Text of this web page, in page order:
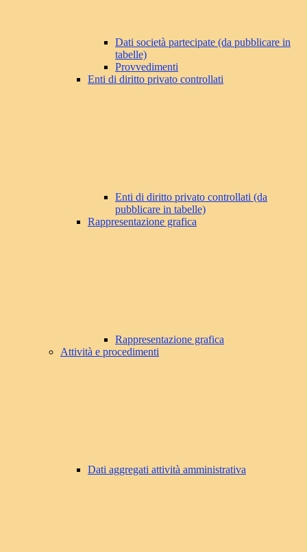
Dati società partecipate (da pubblicare in
tabelle)
Provvedimenti
Enti di diritto privato controllati
Enti di diritto privato controllati (da
pubblicare in tabelle)
Rappresentazione grafica
Rappresentazione grafica
Attività e procedimenti
Dati aggregati attività amministrativa